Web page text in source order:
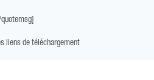
liens de téléchargement